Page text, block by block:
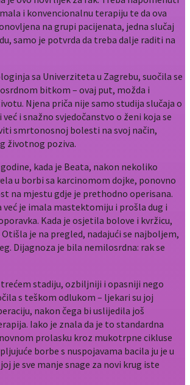
i konvencionalnu terapiju te da ova
na grupi pacijenata, jedna slučaj
samo je potvrda da treba dalje raditi na
sa Univerziteta u Zagrebu, suočila se
bitkom – ovaj put, možda i
Njena priča nije samo studija slučaja o
i snažno svjedočanstvo o ženi koja se
smrtonosnoj bolesti na svoj način,
životnog poziva.
godine, kada je Beata, nakon nekoliko
u borbi sa karcinomom dojke, ponovno
na mjestu gdje je prethodno operisana.
je imala mastektomiju i prošla dug i
Kada je osjetila bolove i kvržicu,
je na pregled, nadajući se najboljem,
Dijagnoza je bila nemilosrdna: rak se
stadiju, ozbiljniji i opasniji nego
s teškom odlukom – ljekari su joj
nakon čega bi uslijedila još
Iako je znala da je to standardna
prolasku kroz mukotrpne cikluse
borbe s nuspojavama bacila ju je u
je sve manje snage za novi krug iste